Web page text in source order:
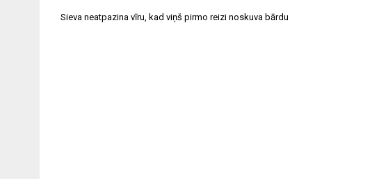
Ziņu
Sieva neatpazina vīru, kad viņš pirmo reizi noskuva bārdu